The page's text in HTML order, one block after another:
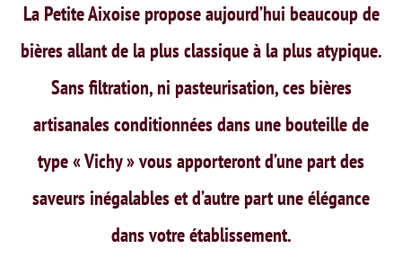
La Petite Aixoise propose aujourd’hui beaucoup de
bières allant de la plus classique à la plus atypique.
Sans filtration, ni pasteurisation, ces bières
artisanales conditionnées dans une bouteille de
type « Vichy » vous apporteront d’une part des
saveurs inégalables et d’autre part une élégance
dans votre établissement.